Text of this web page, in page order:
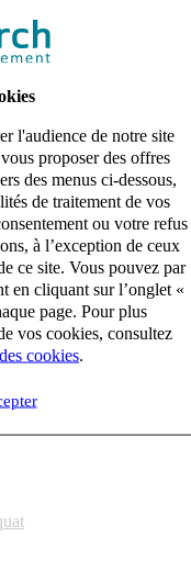
l'audience de notre site
proposer des offres
des menus ci-dessous,
de traitement de vos
ou votre refus
à l’exception de ceux
ce site. Vous pouvez par
en cliquant sur l’onglet «
page. Pour plus
vos cookies, consultez
cookies